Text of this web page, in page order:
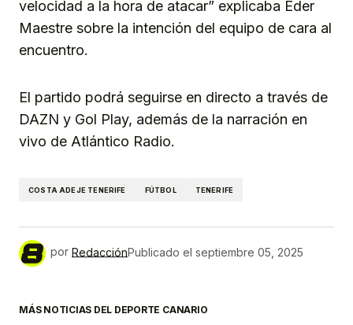
velocidad a la hora de atacar” explicaba Eder
Maestre sobre la intención del equipo de cara al
encuentro.
El partido podrá seguirse en directo a través de
DAZN y Gol Play, además de la narración en
vivo de Atlántico Radio.
COSTA ADEJE TENERIFE FÚTBOL TENERIFE
por RedacciónPublicado el septiembre 05, 2025
MÁS NOTICIAS DEL DEPORTE CANARIO